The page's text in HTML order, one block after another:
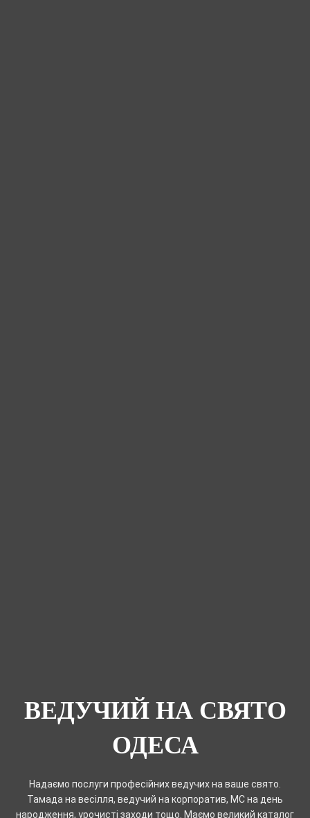
ВЕДУЧИЙ НА СВЯТО
ОДЕСА
Надаємо послуги професійних ведучих на ваше свято.
Тамада на весілля, ведучий на корпоратив, MC на день
народження, урочисті заходи тощо. Маємо великий каталог